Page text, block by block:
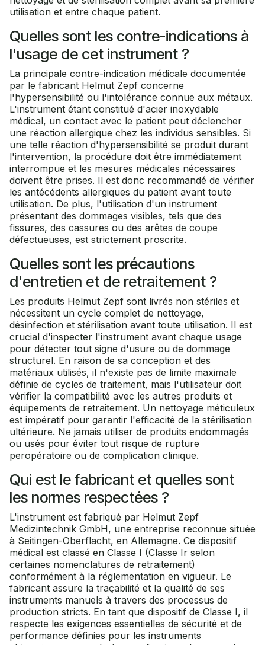
utilisation et entre chaque patient.
Quelles sont les contre-indications à
l'usage de cet instrument ?
La principale contre-indication médicale documentée
par le fabricant Helmut Zepf concerne
l'hypersensibilité ou l'intolérance connue aux métaux.
L'instrument étant constitué d'acier inoxydable
médical, un contact avec le patient peut déclencher
une réaction allergique chez les individus sensibles. Si
une telle réaction d'hypersensibilité se produit durant
l'intervention, la procédure doit être immédiatement
interrompue et les mesures médicales nécessaires
doivent être prises. Il est donc recommandé de vérifier
les antécédents allergiques du patient avant toute
utilisation. De plus, l'utilisation d'un instrument
présentant des dommages visibles, tels que des
fissures, des cassures ou des arêtes de coupe
défectueuses, est strictement proscrite.
Quelles sont les précautions
d'entretien et de retraitement ?
Les produits Helmut Zepf sont livrés non stériles et
nécessitent un cycle complet de nettoyage,
désinfection et stérilisation avant toute utilisation. Il est
crucial d'inspecter l'instrument avant chaque usage
pour détecter tout signe d'usure ou de dommage
structurel. En raison de sa conception et des
matériaux utilisés, il n'existe pas de limite maximale
définie de cycles de traitement, mais l'utilisateur doit
vérifier la compatibilité avec les autres produits et
équipements de retraitement. Un nettoyage méticuleux
est impératif pour garantir l'efficacité de la stérilisation
ultérieure. Ne jamais utiliser de produits endommagés
ou usés pour éviter tout risque de rupture
peropératoire ou de complication clinique.
Qui est le fabricant et quelles sont
les normes respectées ?
L'instrument est fabriqué par Helmut Zepf
Medizintechnik GmbH, une entreprise reconnue située
à Seitingen-Oberflacht, en Allemagne. Ce dispositif
médical est classé en Classe I (Classe Ir selon
certaines nomenclatures de retraitement)
conformément à la réglementation en vigueur. Le
fabricant assure la traçabilité et la qualité de ses
instruments manuels à travers des processus de
production stricts. En tant que dispositif de Classe I, il
respecte les exigences essentielles de sécurité et de
performance définies pour les instruments